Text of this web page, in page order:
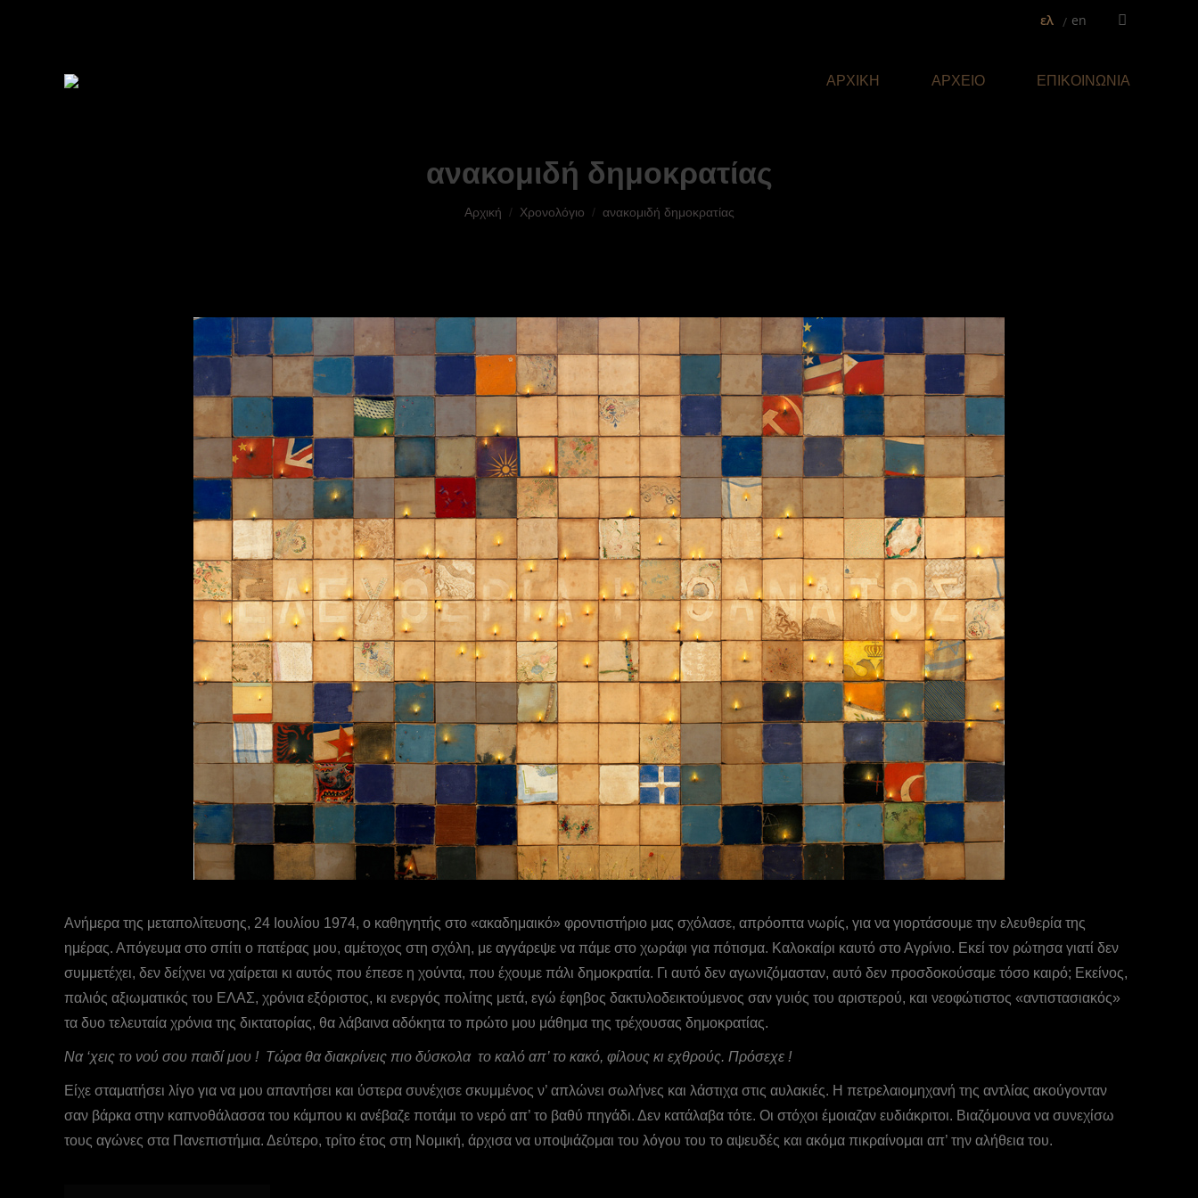
ελ en
opens
ΑΡΧΙΚΗ ΑΡΧΕΙΟ ΕΠΙΚΟΙΝΩΝΙΑ
ανακομιδή δημοκρατίας
You are here:
Αρχική Χρονολόγιο ανακομιδή δημοκρατίας
Ανήμερα της μεταπολίτευσης, 24 Ιουλίου 1974, ο καθηγητής στο «ακαδημαικό» φροντιστήριο μας σχόλασε, απρόοπτα νωρίς, για να γιορτάσουμε την ελευθερία της
ημέρας. Απόγευμα στο σπίτι ο πατέρας μου, αμέτοχος στη σχόλη, με αγγάρεψε να πάμε στο χωράφι για πότισμα. Καλοκαίρι καυτό στο Αγρίνιο. Εκεί τον ρώτησα γιατί δεν
συμμετέχει, δεν δείχνει να χαίρεται κι αυτός που έπεσε η χούντα, που έχουμε πάλι δημοκρατία. Γι αυτό δεν αγωνιζόμασταν, αυτό δεν προσδοκούσαμε τόσο καιρό; Εκείνος,
παλιός αξιωματικός του ΕΛΑΣ, χρόνια εξόριστος, κι ενεργός πολίτης μετά, εγώ έφηβος δακτυλοδεικτούμενος σαν γυιός του αριστερού, και νεοφώτιστος «αντιστασιακός»
τα δυο τελευταία χρόνια της δικτατορίας, θα λάβαινα αδόκητα το πρώτο μου μάθημα της τρέχουσας δημοκρατίας.
Nα ‘χεις το νού σου παιδί μου ! Τώρα θα διακρίνεις πιο δύσκολα το καλό απ’ το κακό, φίλους κι εχθρούς. Πρόσεχε !
Είχε σταματήσει λίγο για να μου απαντήσει και ύστερα συνέχισε σκυμμένος ν’ απλώνει σωλήνες και λάστιχα στις αυλακιές. Η πετρελαιομηχανή της αντλίας ακούγονταν
σαν βάρκα στην καπνοθάλασσα του κάμπου κι ανέβαζε ποτάμι το νερό απ’ το βαθύ πηγάδι. Δεν κατάλαβα τότε. Οι στόχοι έμοιαζαν ευδιάκριτοι. Βιαζόμουνα να συνεχίσω
τους αγώνες στα Πανεπιστήμια. Δεύτερο, τρίτο έτος στη Νομική, άρχισα να υποψιάζομαι του λόγου του το αψευδές και ακόμα πικραίνομαι απ’ την αλήθεια του.